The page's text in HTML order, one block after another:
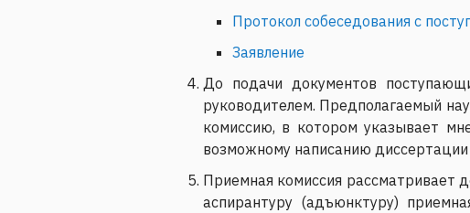
Протокол собеседования с
Заявление
До подачи документов
руководителем. Предполагаемый
комиссию, в котором указывает
возможному написанию
Приемная комиссия рассматривает
аспирантуру (адъюнктуру)